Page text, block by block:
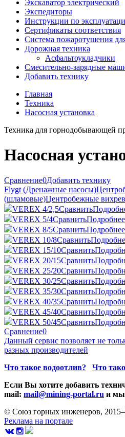
Экскаватор электрический
Экспедиторы
Инструкции по
Сертификаты соответствия
Система пожаротушения
Дорожная техника
Асфальтоукладчики
Смесительно-зарядные
Добавить технику
Главная
Техника
Насосная установка
Техника для горнодобывающей
Насосная
Сравнение0Добавить технику
Flygt (Дренажные насосы)
(шламовые)Центробежные
VEREX 4/2,5Сравнить
VEREX 5/4СравнитьПодробнее
VEREX 8/5СравнитьПодробнее
VEREX 10/8Сравнить
VEREX 15/10Сравнить
VEREX 20/15Сравнить
VEREX 25/20Сравнить
VEREX 30/25Сравнить
VEREX 35/30Сравнить
VEREX 40/35Сравнить
VEREX 45/40Сравнить
VEREX 50/45Сравнить
Сравнение0
Данный сервис позволяет не
разных производителей
Что такое водоотлив?
Что
Если Вы хотите добавить
mail: mail@mining-portal.ru и мы
© Союз горных инженеров,
Реклама на портале